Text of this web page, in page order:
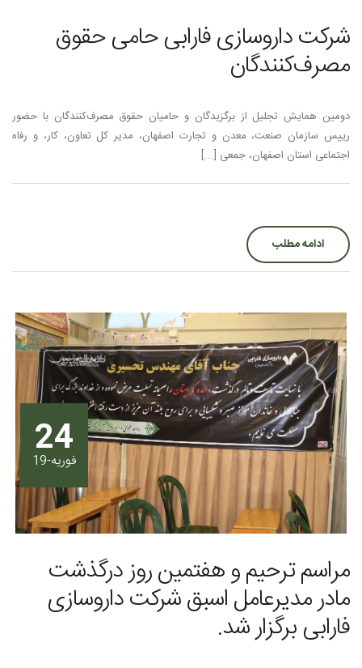
شرکت داروسازی فارابی حامی حقوق
مصرف‌كنندگان
دومين همايش تجليل از برگزيدگان و حامیان حقوق مصرف‌كنندگان با حضور
رييس سازمان صنعت، معدن و تجارت اصفهان، مدیر کل تعاون، کار، و رفاه
اجتماعی استان اصفهان، جمعی [...]
ادامه مطلب
24
فوریه-19
مراسم ترحیم و هفتمین روز درگذشت
مادر مدیرعامل اسبق شرکت داروسازی
فارابی برگزار شد.